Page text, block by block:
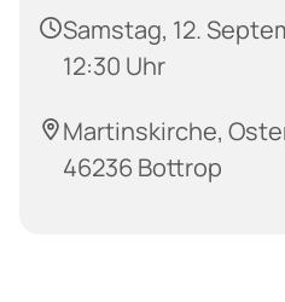
Samstag, 12.
12:30 Uhr
Martinskirche,
46236 Bottrop